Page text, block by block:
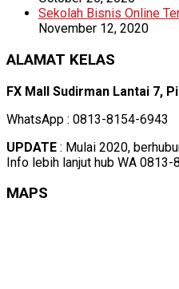
Sekolah Bisnis Online
November 12, 2020
ALAMAT KELAS
FX Mall Sudirman Lantai 7,
WhatsApp : 0813-8154-6943
UPDATE : Mulai 2020,
Info lebih lanjut hub WA 0813-
MAPS